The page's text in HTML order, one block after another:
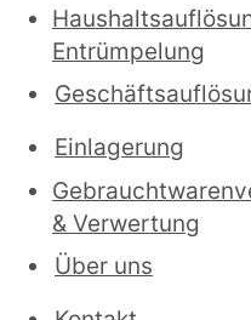
Entrümpelung
Einlagerung
& Verwertung
Über uns